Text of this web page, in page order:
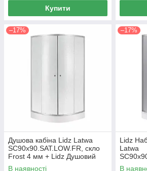
Купити
–17%
Душова кабіна Lidz Latwa
SC90x90.SAT.LOW.FR, скло
Frost 4 мм + Lidz Душовий
піддон KAPIELKA ST90x90x15
В наявності
–17%
Lidz
Latwa
В